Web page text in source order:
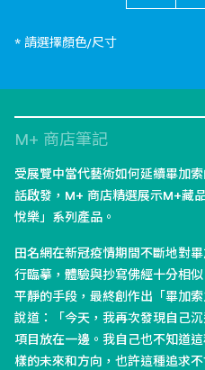
* 請選擇顏色/尺寸
M+ 商店筆記
受展覽中當代藝術如何延續畢加
話啟發，M+ 商店精選展示M+藏
悅樂」系列產品。
田名網在新冠疫情期間不斷地對
行臨摹，體驗與抄寫佛經十分相
平靜的手段，最終創作出「畢加
說道：「今天，我再次發現自己
項目放在一邊。我自己也不知道
樣的未來和方向，也許這種追求不